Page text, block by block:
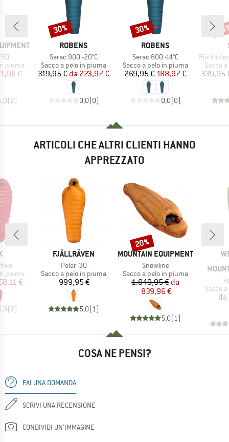
piuma
ridotto
€
(2)
MARCHIO
ROBENS
Articolo
Serac 900 -20°C
Gruppo di prodotti
Sacco a pelo in piuma
Prezzo
319,95 € Prezzo ridotto
da 223,97 €
0,0(0)
Sconto
30%
MARCHIO
ROBENS
Articolo
Serac 600 -14°C
Gruppo di prodotti
Sacco a pelo in piuma
Prezzo
269,95 €Prezzo ridotto
188,97 €
0,0(0)
Sconto
30%
Articolo
BjörklidenSt. II
Sacco
339,95
ARTICOLI CHE ALTRI CLIENTI HANNO
APPREZZATO
piuma
ridotto
€
(2)
MARCHIO
FJÄLLRÄVEN
Articolo
Polar -30
Gruppo di prodotti
Sacco a pelo in piuma
Prezzo
999,95 €
5,0(1)
MARCHIO
MOUNTAIN EQUIPMENT
Articolo
Snowline
Gruppo di prodotti
Sacco a pelo in piuma
Prezzo
1.049,95 €Prezzo ridotto
da
839,96 €
5,0(1)
Sconto
20%
Sacco
da
COSA NE PENSI?
FAI UNA DOMANDA
SCRIVI UNA RECENSIONE
CONDIVIDI UN'IMMAGINE